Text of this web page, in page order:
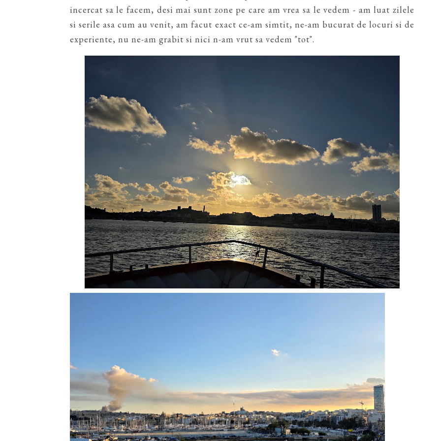
incercat sa le facem, desi mai sunt zone pe care am vrea sa le vedem - am luat zilele
si serile asa cum au venit, am facut exact ce-am simtit, ne-am bucurat de locuri si de
experiente, nu ne-am grabit si nici n-am vrut sa vedem "tot".